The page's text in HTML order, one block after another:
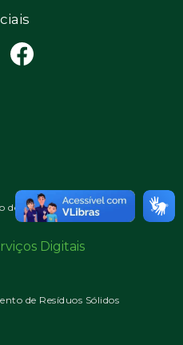
do IMA
Digitais
de Resíduos Sólidos